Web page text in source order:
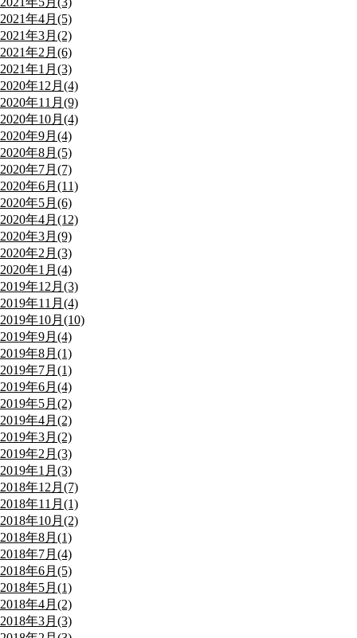
2021年4月(5)
2021年3月(2)
2021年2月(6)
2021年1月(3)
2020年12月(4)
2020年11月(9)
2020年10月(4)
2020年9月(4)
2020年8月(5)
2020年7月(7)
2020年6月(11)
2020年5月(6)
2020年4月(12)
2020年3月(9)
2020年2月(3)
2020年1月(4)
2019年12月(3)
2019年11月(4)
2019年10月(10)
2019年9月(4)
2019年8月(1)
2019年7月(1)
2019年6月(4)
2019年5月(2)
2019年4月(2)
2019年3月(2)
2019年2月(3)
2019年1月(3)
2018年12月(7)
2018年11月(1)
2018年10月(2)
2018年8月(1)
2018年7月(4)
2018年6月(5)
2018年5月(1)
2018年4月(2)
2018年3月(3)